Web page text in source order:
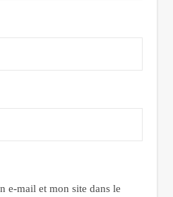
e-mail et mon site dans le